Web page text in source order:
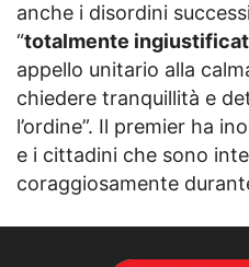
anche i disordini
“totalmente
appello unitario alla
chiedere tranquillità e
l’ordine”. Il premier ha
e i cittadini che sono
coraggiosamente